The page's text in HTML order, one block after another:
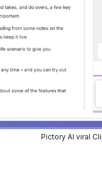
Pictory AI viral